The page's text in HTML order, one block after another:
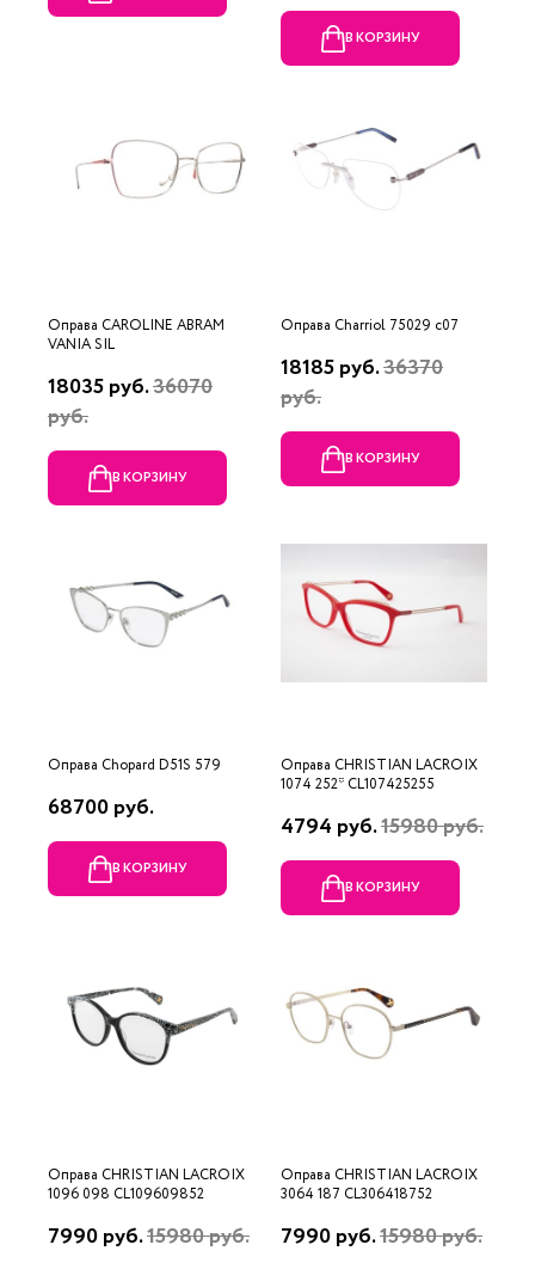
В КОРЗИНУ
Оправа CAROLINE ABRAM
VANIA SIL
18035 руб.36070
руб.
В КОРЗИНУ
Оправа Charriol 75029 c07
18185 руб.36370
руб.
В КОРЗИНУ
Оправа Chopard D51S 579
68700 руб.
В КОРЗИНУ
Оправа CHRISTIAN LACROIX
1074 252* CL107425255
4794 руб.15980 руб.
В КОРЗИНУ
Оправа CHRISTIAN LACROIX
1096 098 CL109609852
7990 руб.15980 руб.
Оправа CHRISTIAN LACROIX
3064 187 CL306418752
7990 руб.15980 руб.